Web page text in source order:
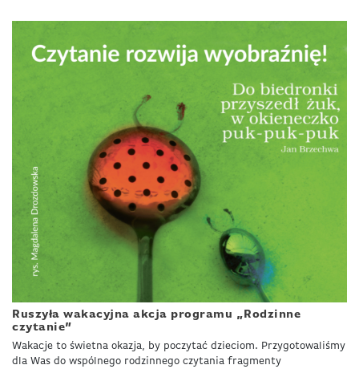
Ruszyła wakacyjna akcja programu „Rodzinne
czytanie”
Wakacje to świetna okazja, by poczytać dzieciom. Przygotowaliśmy
dla Was do wspólnego rodzinnego czytania fragmenty